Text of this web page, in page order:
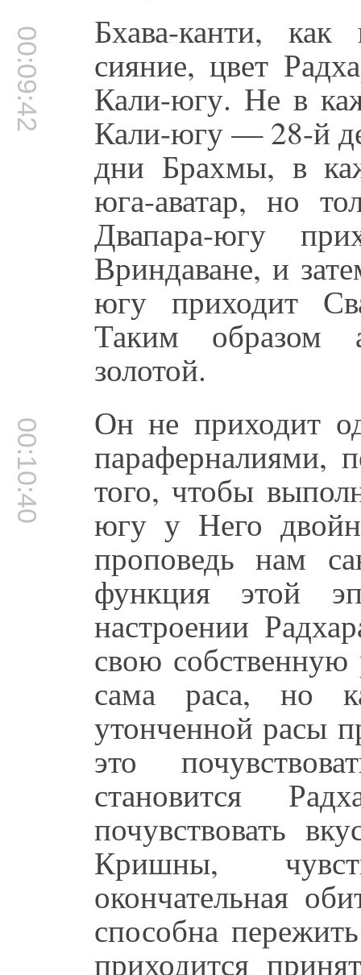
00:09:42 Бхава-канти,
сияние, цвет
Кали-югу. Не в
Кали-югу — 28-й
дни Брахмы, в
юга-аватар, но
Двапара-югу
Вриндаване, и
югу приходит
Таким образом
золотой.
00:10:40 Он не приходит
параферналиями,
того, чтобы
югу у Него
проповедь нам
функция этой
настроении
свою
сама раса, но
утонченной расы
это
становится
почувствовать
Кришны,
окончательная
способна
приходится